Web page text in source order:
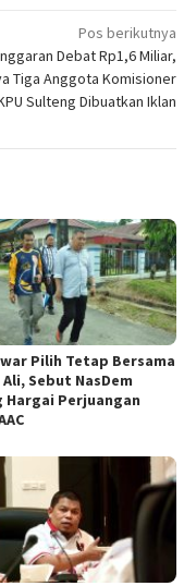
Pos berikutnya
Debat Rp1,6 Miliar,
Tiga Anggota Komisioner
Sulteng Dibuatkan Iklan
Pilih Tetap Bersama
Sebut NasDem
Hargai Perjuangan